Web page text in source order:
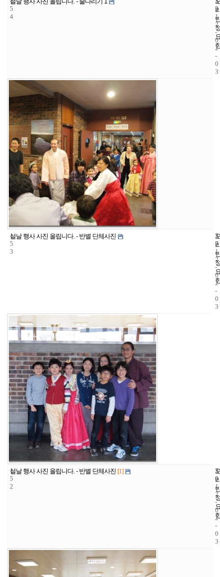
5
4
2
0
1
2
-
0
2
-
0
3
1
5
3
설날 행사 사진 올립니다. - 반별 단체사진
5
7
2
0
1
2
-
0
2
-
0
3
1
5
2
설날 행사 사진 올립니다. - 반별 단체사진 [1]
5
0
2
0
1
2
-
0
2
-
0
3